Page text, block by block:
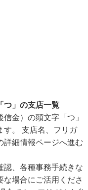
つ」の支店一覧
金）の頭文字「つ」
す。 支店名、フリガ
詳細情報ページへ進む
認、各種事務手続きな
な場合にご活用くださ